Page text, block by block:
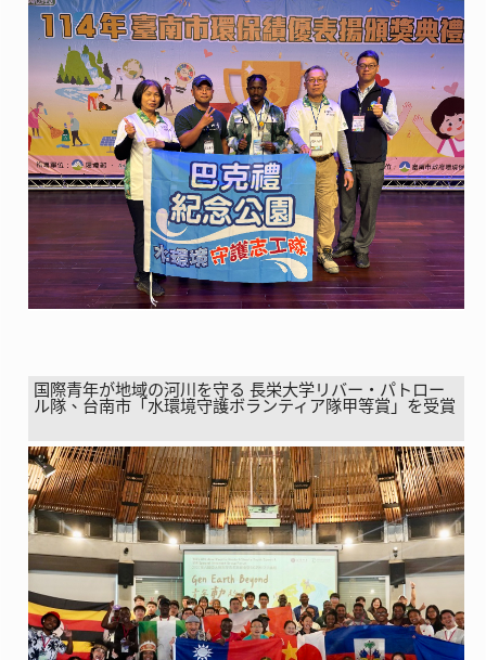
国際青年が地域の河川を守る 長栄大学リバー・パトロー
ル隊、台南市「水環境守護ボランティア隊甲等賞」を受賞